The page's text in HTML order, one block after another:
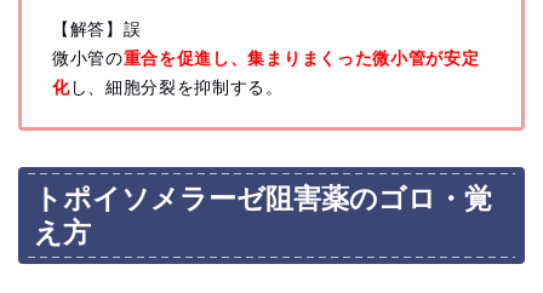
【解答】誤
微小管の重合を促進し、集まりまくった微小管が安定
化し、細胞分裂を抑制する。
トポイソメラーゼ阻害薬のゴロ・覚
え方